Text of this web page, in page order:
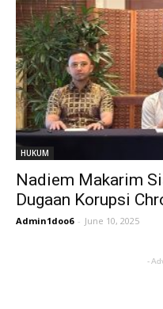
HUKUM
Nadiem Makarim
Dugaan Korupsi
Admin1doo6 - June 10, 2025
-